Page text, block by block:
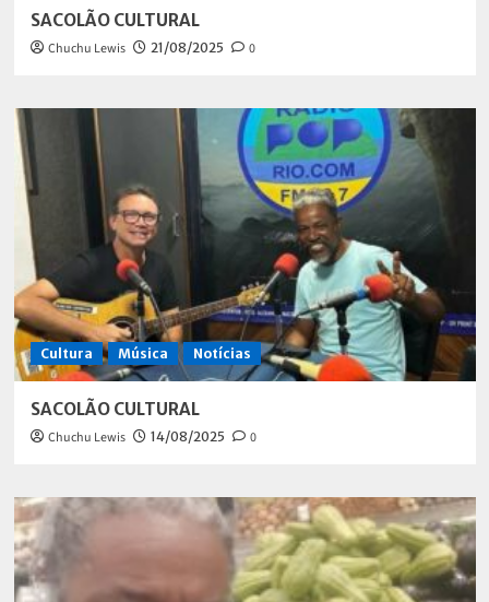
SACOLÃO CULTURAL
Chuchu Lewis 21/08/2025 0
Cultura Música Notícias
SACOLÃO CULTURAL
Chuchu Lewis 14/08/2025 0